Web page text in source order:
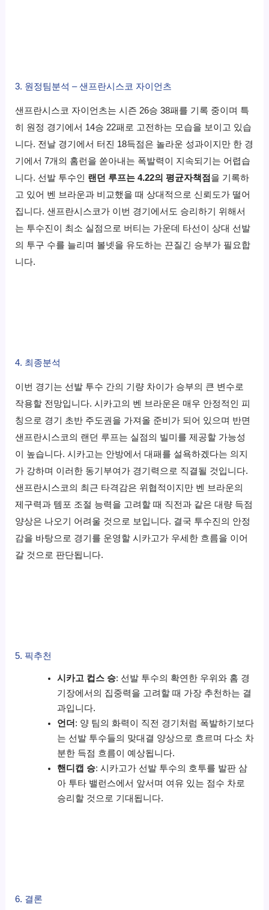
3. 원정팀분석 – 샌프란시스코 자이언츠
샌프란시스코 자이언츠는 시즌 26승 38패를 기록 중이며 특
히 원정 경기에서 14승 22패로 고전하는 모습을 보이고 있습
니다. 전날 경기에서 터진 18득점은 놀라운 성과이지만 한 경
기에서 7개의 홈런을 쏟아내는 폭발력이 지속되기는 어렵습
니다. 선발 투수인 랜던 루프는 4.22의 평균자책점 을 기록하
고 있어 벤 브라운과 비교했을 때 상대적으로 신뢰도가 떨어
집니다. 샌프란시스코가 이번 경기에서도 승리하기 위해서
는 투수진이 최소 실점으로 버티는 가운데 타선이 상대 선발
의 투구 수를 늘리며 볼넷을 유도하는 끈질긴 승부가 필요합
니다.
4. 최종분석
이번 경기는 선발 투수 간의 기량 차이가 승부의 큰 변수로
작용할 전망입니다. 시카고의 벤 브라운은 매우 안정적인 피
칭으로 경기 초반 주도권을 가져올 준비가 되어 있으며 반면
샌프란시스코의 랜던 루프는 실점의 빌미를 제공할 가능성
이 높습니다. 시카고는 안방에서 대패를 설욕하겠다는 의지
가 강하며 이러한 동기부여가 경기력으로 직결될 것입니다.
샌프란시스코의 최근 타격감은 위협적이지만 벤 브라운의
제구력과 템포 조절 능력을 고려할 때 직전과 같은 대량 득점
양상은 나오기 어려울 것으로 보입니다. 결국 투수진의 안정
감을 바탕으로 경기를 운영할 시카고가 우세한 흐름을 이어
갈 것으로 판단됩니다.
5. 픽추천
시카고 컵스 승: 선발 투수의 확연한 우위와 홈 경
기장에서의 집중력을 고려할 때 가장 추천하는 결
과입니다.
언더 : 양 팀의 화력이 직전 경기처럼 폭발하기보다
는 선발 투수들의 맞대결 양상으로 흐르며 다소 차
분한 득점 흐름이 예상됩니다.
핸디캡 승: 시카고가 선발 투수의 호투를 발판 삼
아 투타 밸런스에서 앞서며 여유 있는 점수 차로
승리할 것으로 기대됩니다.
6. 결론